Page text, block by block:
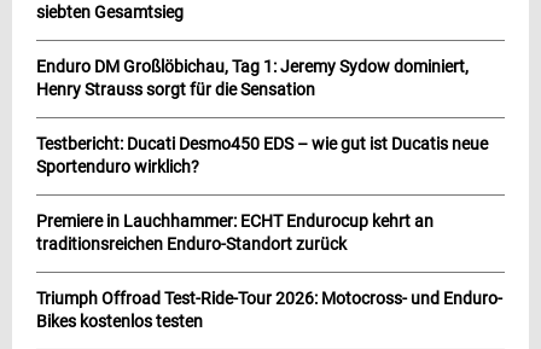
siebten Gesamtsieg
Enduro DM Großlöbichau, Tag 1: Jeremy Sydow dominiert,
Henry Strauss sorgt für die Sensation
Testbericht: Ducati Desmo450 EDS – wie gut ist Ducatis neue
Sportenduro wirklich?
Premiere in Lauchhammer: ECHT Endurocup kehrt an
traditionsreichen Enduro-Standort zurück
Triumph Offroad Test-Ride-Tour 2026: Motocross- und Enduro-
Bikes kostenlos testen